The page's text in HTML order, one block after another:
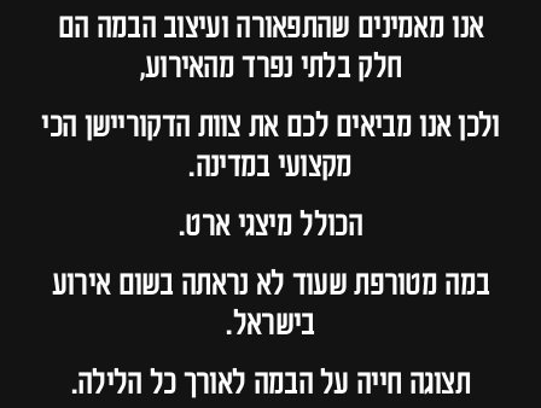
אנו מאמינים שהתפאורה ועיצוב הבמה הם
חלק בלתי נפרד מהאירוע,
ולכן אנו מביאים לכם את צוות הדקוריישן הכי
מקצועי במדינה.
הכולל מיצגי ארט.
במה מטורפת שעוד לא נראתה בשום אירוע
בישראל.
תצוגה חייה על הבמה לאורך כל הלילה.